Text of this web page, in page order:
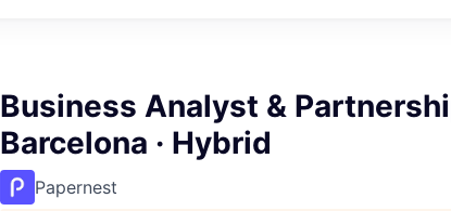
Business Analyst &
Barcelona · Hybrid
Papernest